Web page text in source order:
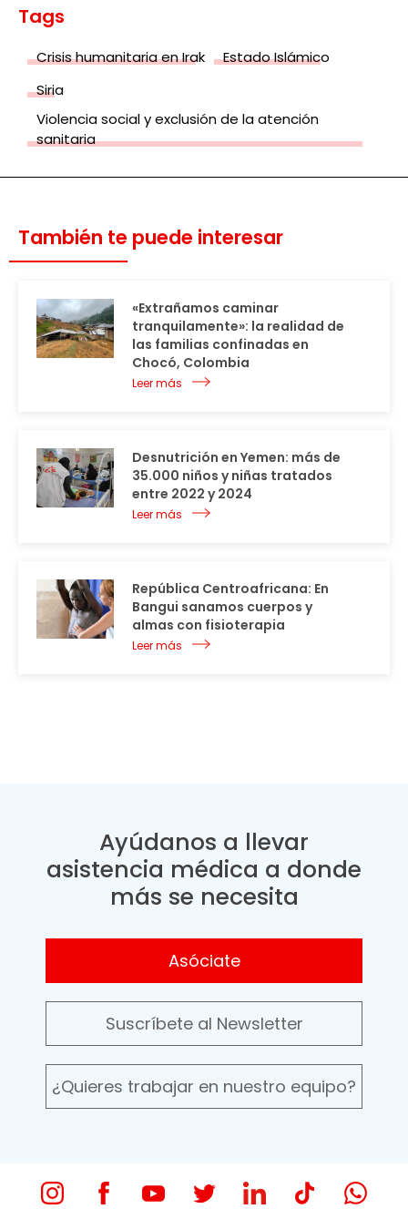
Tags
Crisis humanitaria en Irak
Estado Islámico
Siria
Violencia social y exclusión de la atención
sanitaria
También te puede interesar
«Extrañamos caminar
tranquilamente»: la realidad de
las familias confinadas en
Chocó, Colombia
Leer más
Desnutrición en Yemen: más de
35.000 niños y niñas tratados
entre 2022 y 2024
Leer más
República Centroafricana: En
Bangui sanamos cuerpos y
almas con fisioterapia
Leer más
Ayúdanos a llevar
asistencia médica a donde
más se necesita
Asóciate
Suscríbete al Newsletter
¿Quieres trabajar en nuestro equipo?